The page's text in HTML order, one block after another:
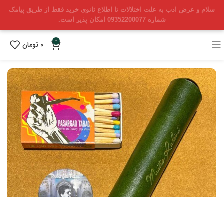
سلام و عرض ادب به علت اختلالات تا اطلاع ثانوی خرید فقط از طریق پیامک
شماره 09352200077 امکان پذیر است.
0
0 تومان